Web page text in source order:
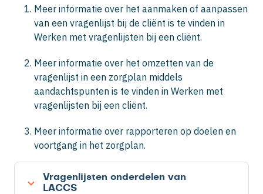
Meer informatie over het aanmaken of aanpassen
van een vragenlijst bij de cliënt is te vinden in
Werken met vragenlijsten bij een cliënt.
Meer informatie over het omzetten van de
vragenlijst in een zorgplan middels
aandachtspunten is te vinden in Werken met
vragenlijsten bij een cliënt.
Meer informatie over rapporteren op doelen en
voortgang in het zorgplan.
Vragenlijsten onderdelen van
LACCS